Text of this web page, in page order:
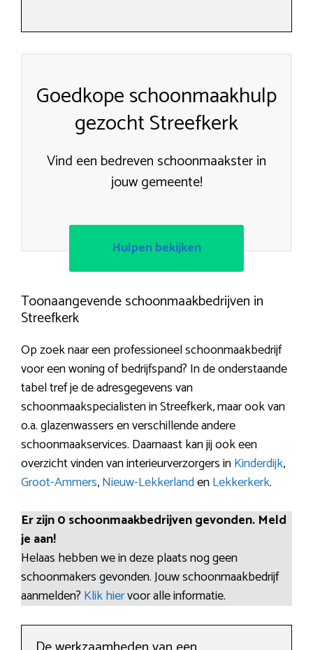
Goedkope schoonmaakhulp
gezocht Streefkerk
Vind een bedreven schoonmaakster in
jouw gemeente!
Hulpen bekijken
Toonaangevende schoonmaakbedrijven in
Streefkerk
Op zoek naar een professioneel schoonmaakbedrijf
voor een woning of bedrijfspand? In de onderstaande
tabel tref je de adresgegevens van
schoonmaakspecialisten in Streefkerk, maar ook van
o.a. glazenwassers en verschillende andere
schoonmaakservices. Daarnaast kan jij ook een
overzicht vinden van interieurverzorgers inKinderdijk,
Groot-Ammers,Nieuw-LekkerlandenLekkerkerk.
Er zijn 0 schoonmaakbedrijven gevonden. Meld
je aan!
Helaas hebben we in deze plaats nog geen
schoonmakers gevonden. Jouw schoonmaakbedrijf
aanmelden? Klik hiervoor alle informatie.